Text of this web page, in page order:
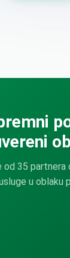
od 35
u oblaku